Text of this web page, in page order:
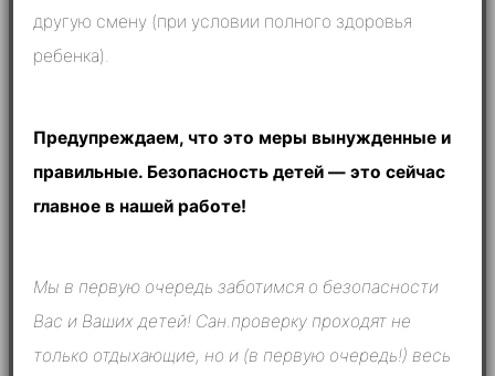
другую смену (при условии полного здоровья
ребенка).
Предупреждаем, что это меры вынужденные и
правильные. Безопасность детей — это сейчас
главное в нашей работе!
Мы в первую очередь заботимся о безопасности
Вас и Ваших детей! Сан.проверку проходят не
только отдыхающие, но и (в первую очередь!) весь